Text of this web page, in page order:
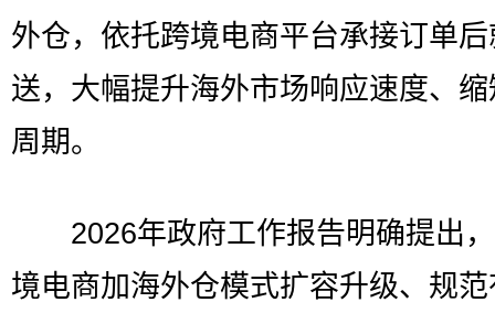
外仓，依托跨境电商平台承接订单
送，大幅提升海外市场响应速度、
周期。
2026年政府工作报告明确提出
境电商加海外仓模式扩容升级、规